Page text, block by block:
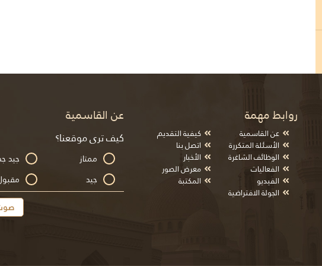
روابط مهمة
عن القاسمية
كيفية التقديم
الأسئلة المتكررة
اتصل بنا
الوظائف الشاغرة
الأخبار
الفعاليات
معرض الصور
الفيديو
المكتبة
الجولة الافتراضية
عن القاسمية
كيف ترى موقعنا؟
ممتاز
جيد
جيد